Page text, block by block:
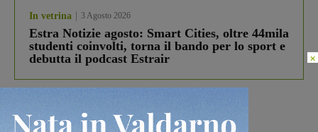
In vetrina 3 Agosto 2026
Estra Notizie agosto: Smart Cities, oltre 44mila
studenti coinvolti, torna il bando per lo sport e
debutta il podcast Estrair
×